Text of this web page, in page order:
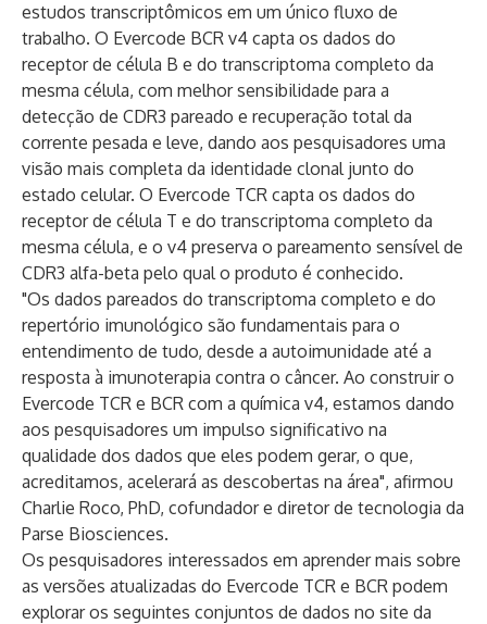
estudos transcriptômicos em um único fluxo de
trabalho. O Evercode BCR v4 capta os dados do
receptor de célula B e do transcriptoma completo da
mesma célula, com melhor sensibilidade para a
detecção de CDR3 pareado e recuperação total da
corrente pesada e leve, dando aos pesquisadores uma
visão mais completa da identidade clonal junto do
estado celular. O Evercode TCR capta os dados do
receptor de célula T e do transcriptoma completo da
mesma célula, e o v4 preserva o pareamento sensível de
CDR3 alfa-beta pelo qual o produto é conhecido.
"Os dados pareados do transcriptoma completo e do
repertório imunológico são fundamentais para o
entendimento de tudo, desde a autoimunidade até a
resposta à imunoterapia contra o câncer. Ao construir o
Evercode TCR e BCR com a química v4, estamos dando
aos pesquisadores um impulso significativo na
qualidade dos dados que eles podem gerar, o que,
acreditamos, acelerará as descobertas na área", afirmou
Charlie Roco, PhD, cofundador e diretor de tecnologia da
Parse Biosciences.
Os pesquisadores interessados em aprender mais sobre
as versões atualizadas do Evercode TCR e BCR podem
explorar os seguintes conjuntos de dados no site da